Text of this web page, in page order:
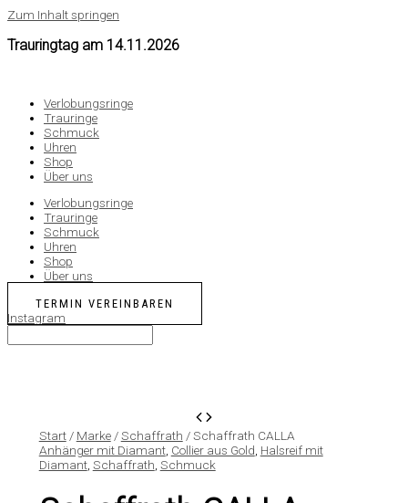
Zum Inhalt springen
Trauringtag am 14.11.2026
Verlobungsringe
Trauringe
Schmuck
Uhren
Shop
Über uns
Verlobungsringe
Trauringe
Schmuck
Uhren
Shop
Über uns
TERMIN VEREINBAREN
Instagram
Start/ Marke/Schaffrath / Schaffrath CALLA
Anhänger mit Diamant, Collier aus Gold, Halsreif mit
Diamant, Schaffrath, Schmuck